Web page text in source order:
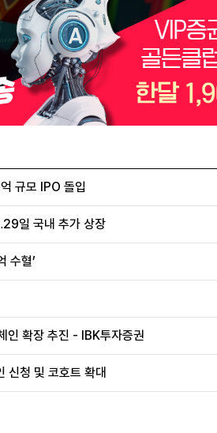
규모 IPO 돌입
일 국내 추가 상장
수혈’
인 확장 추진 - IBK투자증권
신청 및 코호트 확대